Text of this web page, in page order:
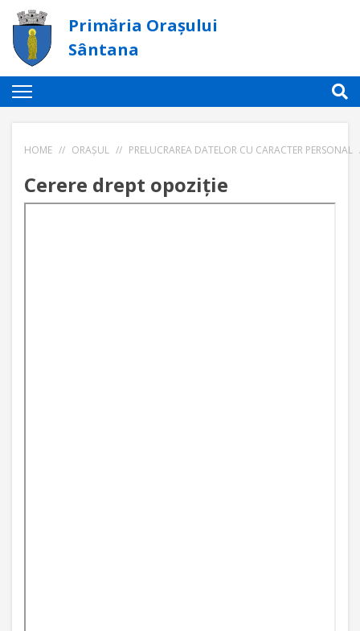
Primăria Orașului
Sântana
HOME // ORAȘUL // PRELUCRAREA DATELOR CU CARACTER PERSONAL
Cerere drept opoziție